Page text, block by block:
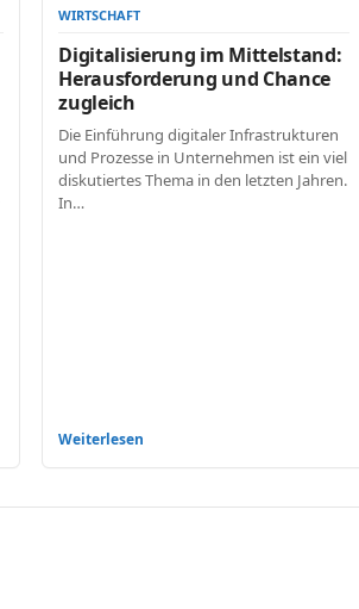
WIRTSCHAFT
Digitalisierung im Mittelstand:
Herausforderung und Chance
zugleich
Die Einführung digitaler Infrastrukturen
und Prozesse in Unternehmen ist ein viel
diskutiertes Thema in den letzten Jahren.
In…
Weiterlesen